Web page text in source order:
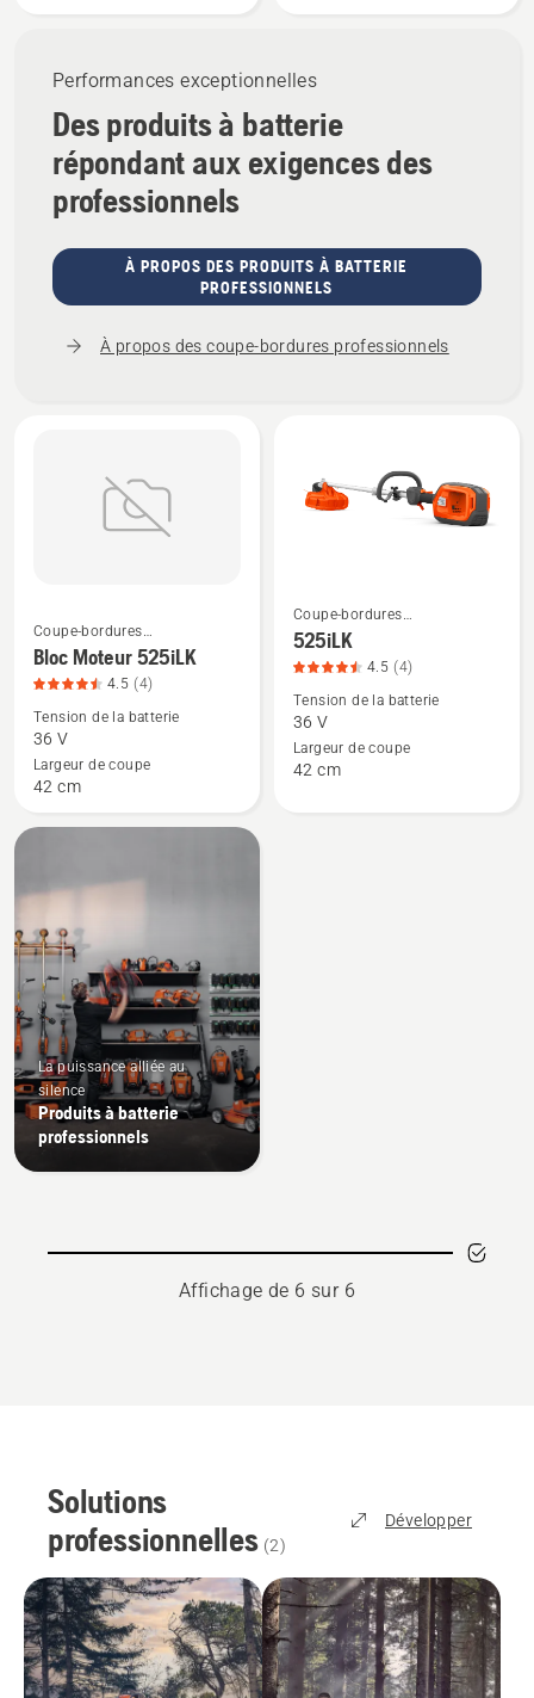
Performances exceptionnelles
Des produits à batterie
répondant aux exigences des
professionnels
À PROPOS DES PRODUITS À BATTERIE
PROFESSIONNELS
À propos des coupe-bordures professionnels
Voir
plus
de
détails
sur
Bloc
Moteur
525iLK,
4.5
sur
5
Coupe-bordures
professionnels
Bloc Moteur 525iLK
4.5 (4)
Tension de la batterie
36 V
Largeur de coupe
42 cm
Voir
plus
détails
sur
525iLK,
Coupe-bordures
professionnels
525iLK
4.5 (4)
Tension de la batterie
36 V
Largeur de coupe
42 cm
La puissance alliée au
silence
Produits à batterie
professionnels
Affichage de 6 sur 6
Solutions
professionnelles (2)
Développer